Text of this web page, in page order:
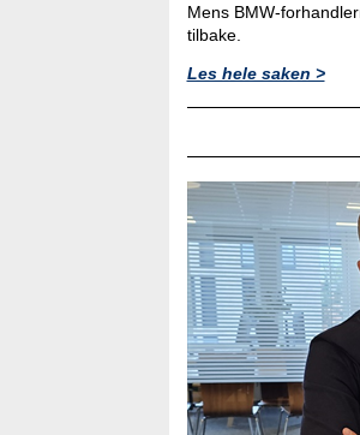
Mens BMW-
tilbake.
Les hele saken >